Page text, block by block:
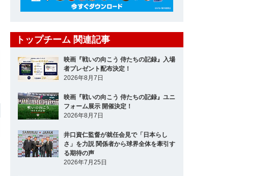
トップチーム 関連記事
映画『戦いの向こう 侍たちの記録』入場
者プレゼント配布決定！
2026年8月7日
映画『戦いの向こう 侍たちの記録』ユニ
フォーム展示 開催決定！
2026年8月7日
井口資仁監督が就任会見で「日本らし
さ」を力説 関係者から球界全体を牽引す
る期待の声
2026年7月25日